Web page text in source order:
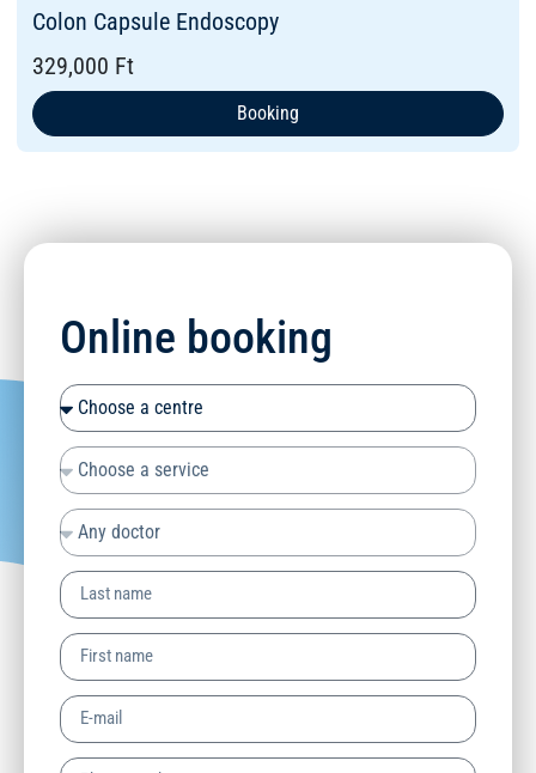
Colon Capsule Endoscopy
329,000 Ft
Booking
Online booking